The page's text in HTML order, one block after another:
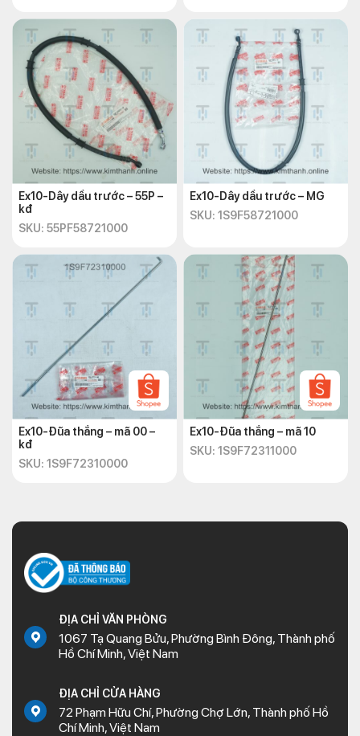
Ex10-Dây dầu trước – 55P –
kđ
SKU: 55PF58721000
Ex10-Dây dầu trước – MG
SKU: 1S9F58721000
Ex10-Đũa thắng – mã 00 –
kđ
SKU: 1S9F72310000
Ex10-Đũa thắng – mã 10
SKU: 1S9F72311000
ĐỊA CHỈ VĂN PHÒNG
1067 Tạ Quang Bửu, Phường Bình Đông, Thành phố
Hồ Chí Minh, Việt Nam
ĐỊA CHỈ CỬA HÀNG
72 Phạm Hữu Chí, Phường Chợ Lớn, Thành phố Hồ
Chí Minh, Việt Nam